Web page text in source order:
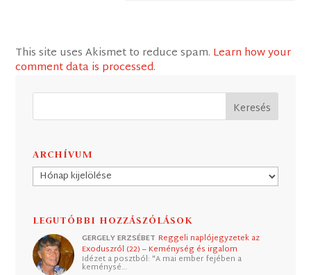
This site uses Akismet to reduce spam. Learn how your
comment data is processed.
ARCHÍVUM
Archívum
LEGUTÓBBI HOZZÁSZÓLÁSOK
GERGELY ERZSÉBET Reggeli naplójegyzetek az
Exoduszról (22) – Keménység és irgalom
Idézet a posztból: "A mai ember fejében a
keménysé…